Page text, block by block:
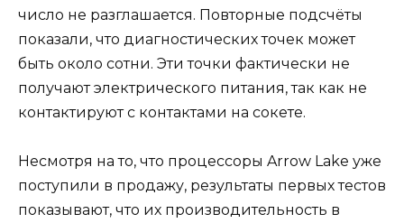
число не разглашается. Повторные подсчёты
показали, что диагностических точек может
быть около сотни. Эти точки фактически не
получают электрического питания, так как не
контактируют с контактами на сокете.
Несмотря на то, что процессоры Arrow Lake уже
поступили в продажу, результаты первых тестов
показывают, что их производительность в